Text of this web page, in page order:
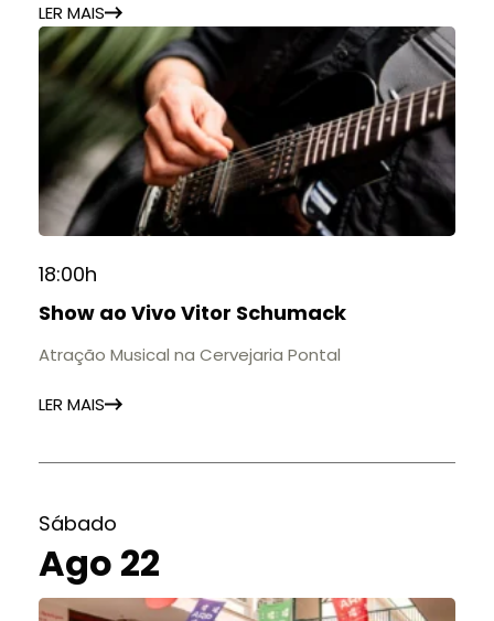
importantes instituições de ensino de Nova
Friburgo e do Brasil.
A mostra convida o público a conhecer o legado
do Colégio Anchieta por meio de documentos,
histórias e marcos que evidenciam sua
contribuição para a educação, a cultura e a
formação de gerações.
📍 Casarão Julius Arp
📅 Até 30 de setembro
11h às 17h
🎟️ Entrada gratuita.
LER MAIS
18:00h
Show ao Vivo Vitor Schumack
Atração Musical na Cervejaria Pontal
LER MAIS
Sábado
Ago 22